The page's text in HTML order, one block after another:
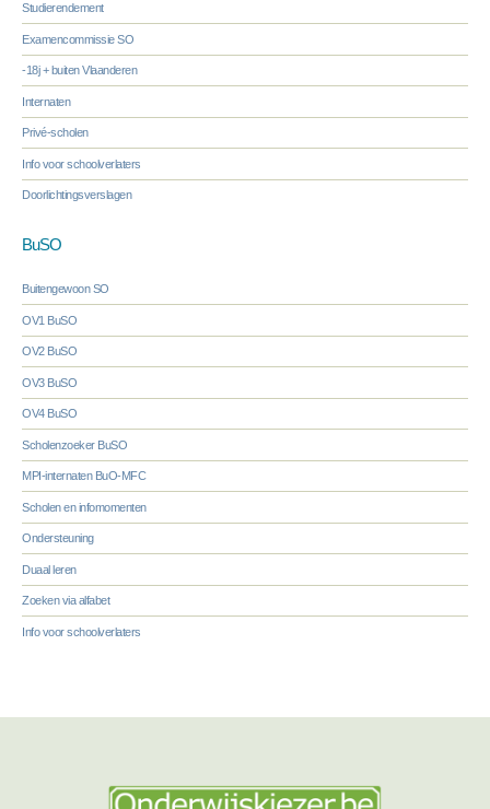
Studierendement
Examencommissie SO
-18j + buiten Vlaanderen
Internaten
Privé-scholen
Info voor schoolverlaters
Doorlichtingsverslagen
BuSO
Buitengewoon SO
OV1 BuSO
OV2 BuSO
OV3 BuSO
OV4 BuSO
Scholenzoeker BuSO
MPI-internaten BuO-MFC
Scholen en infomomenten
Ondersteuning
Duaal leren
Zoeken via alfabet
Info voor schoolverlaters